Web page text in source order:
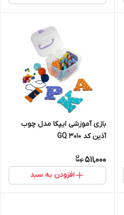
بازی آموزشی ایپکا مدل چوب
آذین کد GQ 3010
511,000
افزودن به سبد